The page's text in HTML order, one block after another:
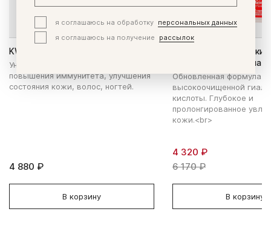
KWC Акулий сквален
Уникальное средство для
повышения иммунитета, улучшения
состояния кожи, волос, ногтей.
4 880 ₽
В корзину
KWC Гиалуроновая
улучшенная формула
Обновленная формула.
высокоочищенной
кислоты. Глубокое и
пролонгированное
кожи.<br>
4 320 ₽
6 170 ₽
В корзину
я соглашаюсь на обработку
персональных данных
я соглашаюсь на получение
рассылок